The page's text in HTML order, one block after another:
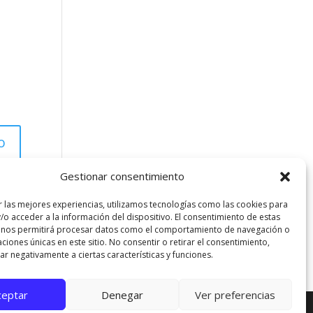
Gestionar consentimiento
las mejores experiencias, utilizamos tecnologías como las cookies para
o acceder a la información del dispositivo. El consentimiento de estas
permitirá procesar datos como el comportamiento de navegación o
únicas en este sitio. No consentir o retirar el consentimiento,
negativamente a ciertas características y funciones.
Denegar Ver preferencias